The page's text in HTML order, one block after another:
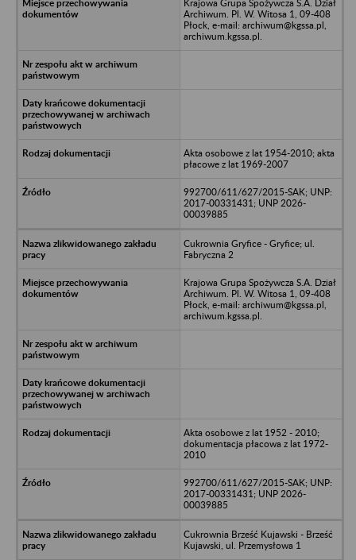
Krajowa Grupa Spożywcza S.A. Dział
Archiwum. Pl. W. Witosa 1, 09-408
Płock, e-mail: archiwum@kgssa.pl,
archiwum.kgssa.pl.
Akta osobowe z lat 1954-2010; akta
płacowe z lat 1969-2007
992700/611/627/2015-SAK; UNP:
2017-00331431; UNP 2026-
00039885
Cukrownia Gryfice - Gryfice; ul.
Fabryczna 2
Krajowa Grupa Spożywcza S.A. Dział
Archiwum. Pl. W. Witosa 1, 09-408
Płock, e-mail: archiwum@kgssa.pl,
archiwum.kgssa.pl.
Akta osobowe z lat 1952 - 2010;
dokumentacja płacowa z lat 1972-
2010
992700/611/627/2015-SAK; UNP:
2017-00331431; UNP 2026-
00039885
Cukrownia Brześć Kujawski - Brześć
Kujawski, ul. Przemysłowa 1